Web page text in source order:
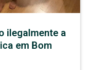
ilegalmente a
em Bom